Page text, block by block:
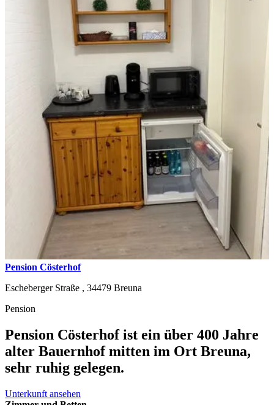
Pension Cösterhof
Escheberger Straße , 34479 Breuna
Pension
Pension Cösterhof ist ein über 400 Jahre
alter Bauernhof mitten im Ort Breuna,
sehr ruhig gelegen.
Unterkunft ansehen